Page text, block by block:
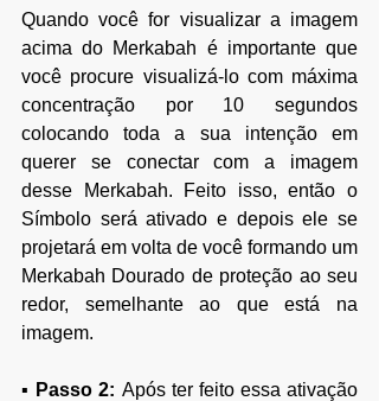
Quando você for visualizar a imagem
acima do Merkabah é importante que
você procure visualizá-lo com máxima
concentração por 10 segundos
colocando toda a sua intenção em
querer se conectar com a imagem
desse Merkabah. Feito isso, então o
Símbolo será ativado e depois ele se
projetará em volta de você formando um
Merkabah Dourado de proteção ao seu
redor, semelhante ao que está na
imagem.
▪ Passo 2: Após ter feito essa ativação